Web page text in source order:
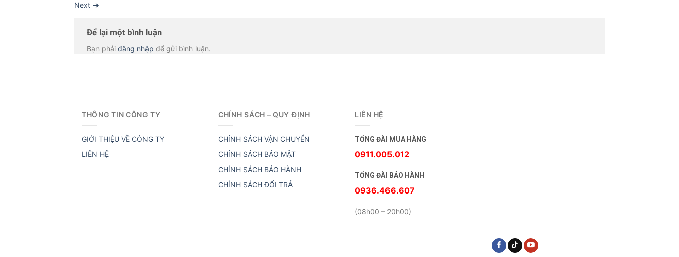
Next →
Để lại một bình luận
Bạn phải đăng nhập để gửi bình luận.
THÔNG TIN CÔNG TY
GIỚI THIỆU VỀ CÔNG TY
LIÊN HỆ
CHÍNH SÁCH – QUY ĐỊNH
CHÍNH SÁCH VẬN CHUYỂN
CHÍNH SÁCH BẢO MẬT
CHÍNH SÁCH BẢO HÀNH
CHÍNH SÁCH ĐỔI TRẢ
LIÊN HỆ
TỔNG ĐÀI MUA HÀNG
0911.005.012
TỔNG ĐÀI BẢO HÀNH
0936.466.607
(08h00 – 20h00)